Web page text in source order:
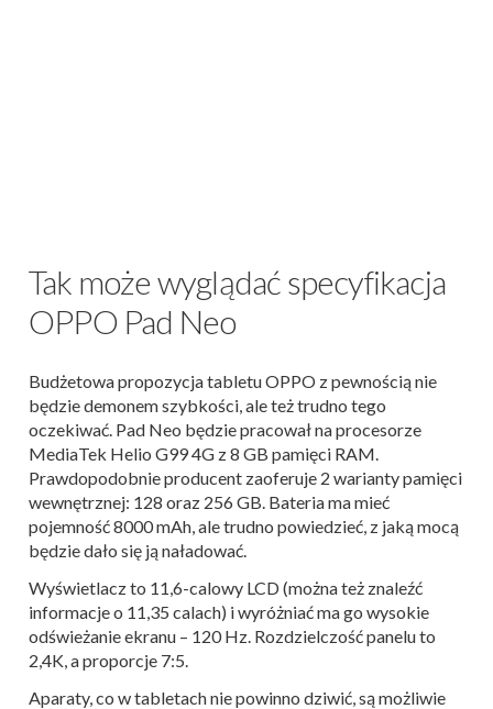
Tak może wyglądać specyfikacja
OPPO Pad Neo
Budżetowa propozycja tabletu OPPO z pewnością nie
będzie demonem szybkości, ale też trudno tego
oczekiwać. Pad Neo będzie pracował na procesorze
MediaTek Helio G99 4G z 8 GB pamięci RAM.
Prawdopodobnie producent zaoferuje 2 warianty pamięci
wewnętrznej: 128 oraz 256 GB. Bateria ma mieć
pojemność 8000 mAh, ale trudno powiedzieć, z jaką mocą
będzie dało się ją naładować.
Wyświetlacz to 11,6-calowy LCD (można też znaleźć
informacje o 11,35 calach) i wyróżniać ma go wysokie
odświeżanie ekranu – 120 Hz. Rozdzielczość panelu to
2,4K, a proporcje 7:5.
Aparaty, co w tabletach nie powinno dziwić, są możliwie